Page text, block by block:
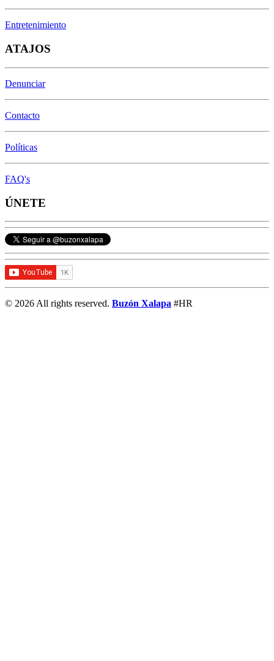
Entretenimiento
ATAJOS
Denunciar
Contacto
Políticas
FAQ's
ÚNETE
© 2026 All rights reserved. Buzón Xalapa #HR